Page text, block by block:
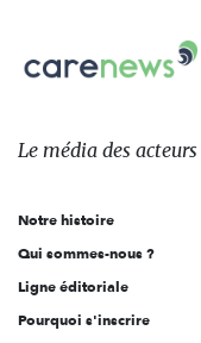
sur:
Carenews,
Le
des
l'engagement
Le média des acteurs
Notre histoire
Qui sommes-nous ?
Ligne éditoriale
Pourquoi s'inscrire